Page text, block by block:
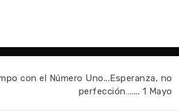
con el Número Uno...Esperanza, no
perfección….... 1 Mayo